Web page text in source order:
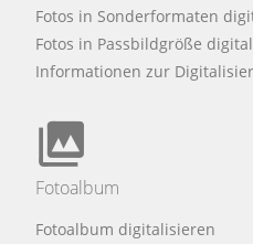
Fotos in Sonderformaten
Fotos in Passbildgröße
Informationen zur
Fotoalbum
Fotoalbum digitalisieren